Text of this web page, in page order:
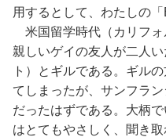
用するとして、わたしの
米国留学時代（カリフォ
親しいゲイの友人が二人
ト）とギルである。ギル
てしまったが、サンフラ
だったはずである。大柄
はとてもやさしく、聞き